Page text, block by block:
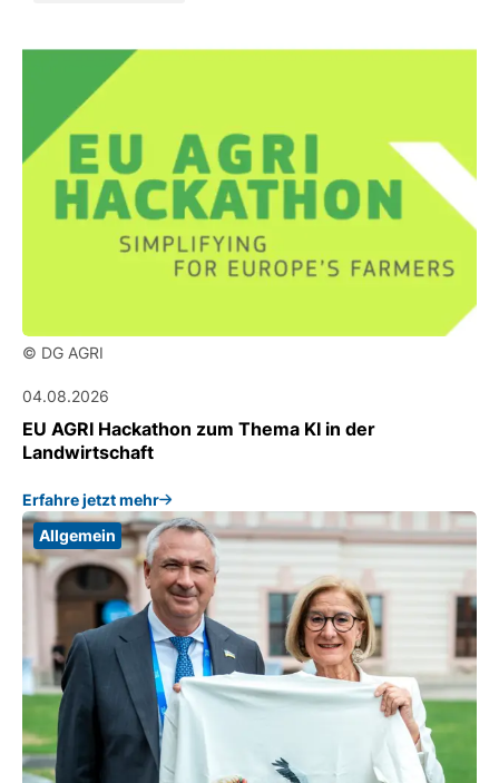
© DG AGRI
04.08.2026
EU AGRI Hackathon zum Thema KI in der
Landwirtschaft
Erfahre jetzt mehr
Allgemein